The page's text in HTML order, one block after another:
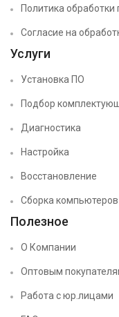
Политика
Согласие на
Услуги
Установка ПО
Подбор
Диагностика
Настройка
Восстановление
Сборка компьютеров
Полезное
О Компании
Оптовым
Работа с юр.лицами